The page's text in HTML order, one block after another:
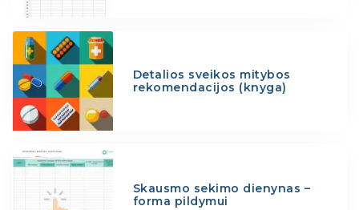
Detalios sveikos mitybos
rekomendacijos (knyga)
Skausmo sekimo dienynas –
forma pildymui